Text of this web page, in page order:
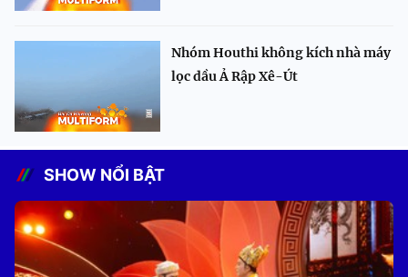
Nhóm Houthi không kích nhà máy
lọc dầu Ả Rập Xê-Út
SHOW NỔI BẬT